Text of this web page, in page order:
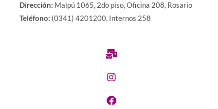
Dirección: Maipú 1065, 2do piso, Oficina 208, Rosario
Teléfono: (0341) 4201200, Internos 258